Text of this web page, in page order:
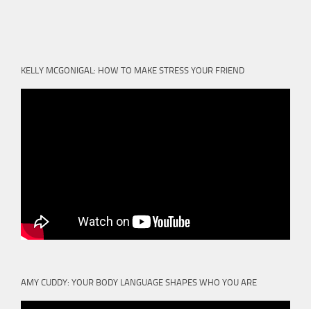
KELLY MCGONIGAL: HOW TO MAKE STRESS YOUR FRIEND
AMY CUDDY: YOUR BODY LANGUAGE SHAPES WHO YOU ARE